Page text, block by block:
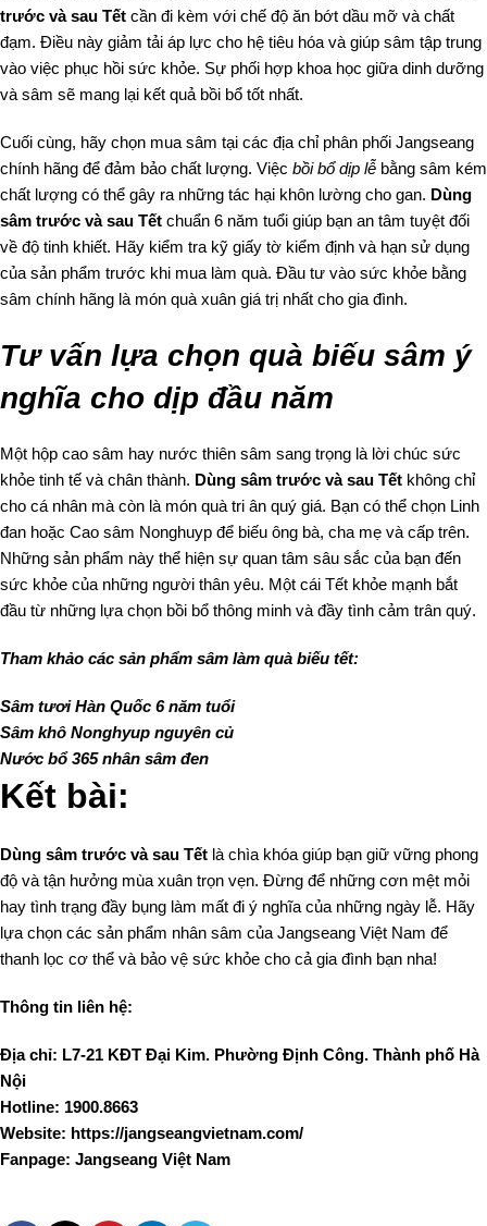
trước và sau Tết cần đi kèm với chế độ ăn bớt dầu mỡ và chất
đạm. Điều này giảm tải áp lực cho hệ tiêu hóa và giúp sâm tập trung
vào việc phục hồi sức khỏe. Sự phối hợp khoa học giữa dinh dưỡng
và sâm sẽ mang lại kết quả bồi bổ tốt nhất.
Cuối cùng, hãy chọn mua sâm tại các địa chỉ phân phối Jangseang
chính hãng để đảm bảo chất lượng. Việc bồi bổ dịp lễ bằng sâm kém
chất lượng có thể gây ra những tác hại khôn lường cho gan. Dùng
sâm trước và sau Tết chuẩn 6 năm tuổi giúp bạn an tâm tuyệt đối
về độ tinh khiết. Hãy kiểm tra kỹ giấy tờ kiểm định và hạn sử dụng
của sản phẩm trước khi mua làm quà. Đầu tư vào sức khỏe bằng
sâm chính hãng là món quà xuân giá trị nhất cho gia đình.
Tư vấn lựa chọn quà biếu sâm ý
nghĩa cho dịp đầu năm
Một hộp cao sâm hay nước thiên sâm sang trọng là lời chúc sức
khỏe tinh tế và chân thành. Dùng sâm trước và sau Tết không chỉ
cho cá nhân mà còn là món quà tri ân quý giá. Bạn có thể chọn Linh
đan hoặc Cao sâm Nonghuyp để biếu ông bà, cha mẹ và cấp trên.
Những sản phẩm này thể hiện sự quan tâm sâu sắc của bạn đến
sức khỏe của những người thân yêu. Một cái Tết khỏe mạnh bắt
đầu từ những lựa chọn bồi bổ thông minh và đầy tình cảm trân quý.
Tham khảo các sản phẩm sâm làm quà biếu tết:
Sâm tươi Hàn Quốc 6 năm tuổi
Sâm khô Nonghyup nguyên củ
Nước bổ 365 nhân sâm đen
Kết bài:
Dùng sâm trước và sau Tết là chìa khóa giúp bạn giữ vững phong
độ và tận hưởng mùa xuân trọn vẹn. Đừng để những cơn mệt mỏi
hay tình trạng đầy bụng làm mất đi ý nghĩa của những ngày lễ. Hãy
lựa chọn các sản phẩm nhân sâm của Jangseang Việt Nam để
thanh lọc cơ thể và bảo vệ sức khỏe cho cả gia đình bạn nha!
Thông tin liên hệ:
Địa chỉ: L7-21 KĐT Đại Kim. Phường Định Công. Thành phố Hà
Nội
Hotline: 1900.8663
Website: https://jangseangvietnam.com/
Fanpage: Jangseang Việt Nam